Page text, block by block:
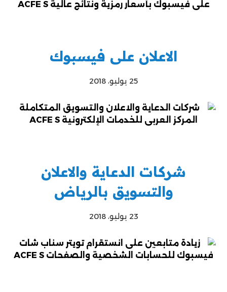
الاعلان على فيسبوك
25 يوليو، 2018
شركات الدعاية والاعلان
والتسويق بالرياض
23 يوليو، 2018